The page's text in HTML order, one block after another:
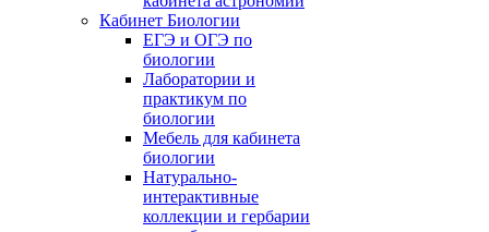
Кабинет Биологии
ЕГЭ и ОГЭ по
биологии
Лаборатории и
практикум по
биологии
Мебель для кабинета
биологии
Натурально-
интерактивные
коллекции и гербарии